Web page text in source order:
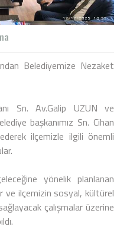
Belediyemize Nezaket
Sn. Av.Galip UZUN ve
başkanımız Sn. Cihan
ilçemizle ilgili önemli
yönelik planlanan
ve ilçemizin sosyal, kültürel
çalışmalar üzerine